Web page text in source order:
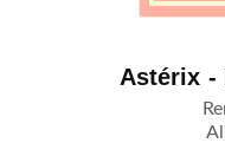
Astérix -